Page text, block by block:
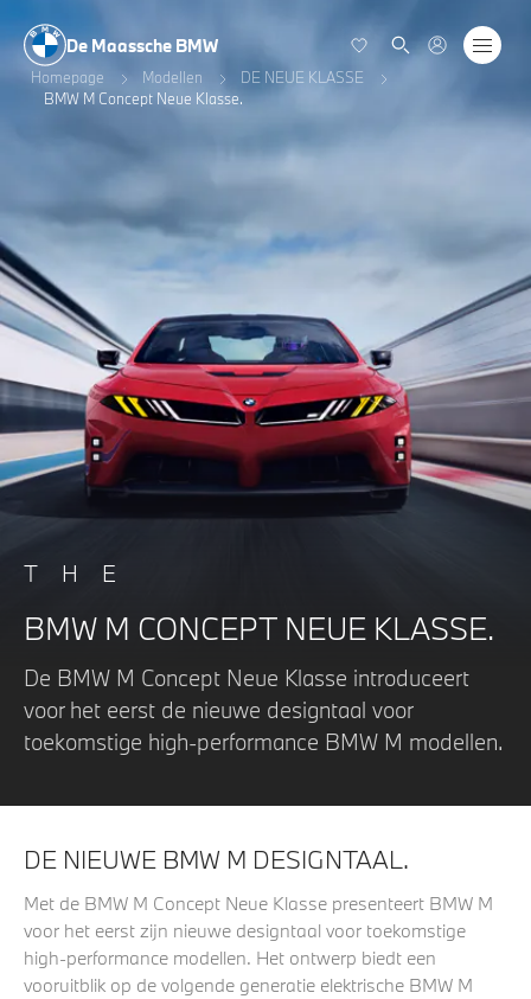
De Maassche BMW
Homepage Modellen
DE NEUE KLASSE
BMW M Concept Neue Klasse.
THE
BMW M CONCEPT NEUE KLASSE.
De BMW M Concept Neue Klasse introduceert
voor het eerst de nieuwe designtaal voor
toekomstige high-performance BMW M modellen.
DE NIEUWE BMW M DESIGNTAAL.
Met de BMW M Concept Neue Klasse presenteert BMW M
voor het eerst zijn nieuwe designtaal voor toekomstige
high-performance modellen. Het ontwerp biedt een
vooruitblik op de volgende generatie elektrische BMW M